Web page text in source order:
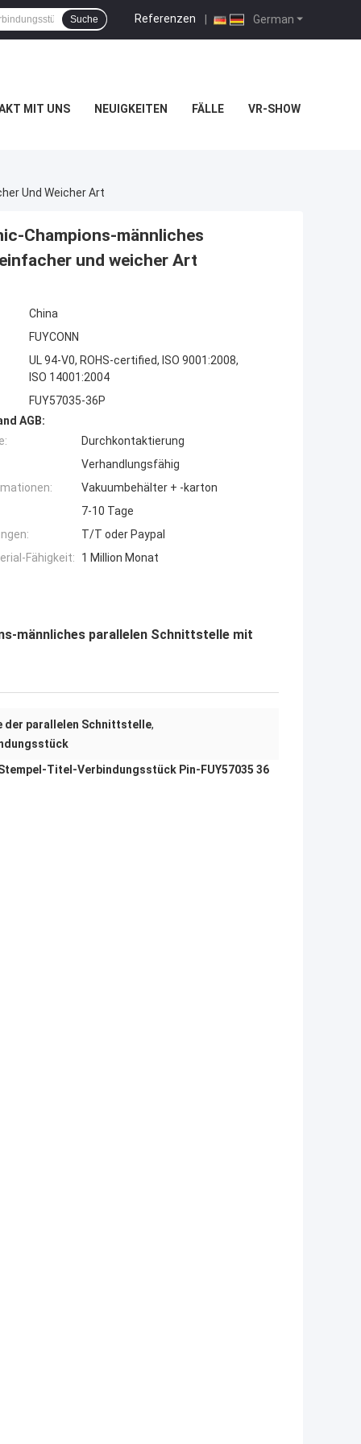
German
Referenzen |
Suche
MIT UNS NEUIGKEITEN FÄLLE VR-SHOW
Und Weicher Art
Champions-männliches
und weicher Art
China
FUYCONN
UL 94-V0, ROHS-certified, ISO 9001:2008,
ISO 14001:2004
FUY57035-36P
AGB:
Durchkontaktierung
Verhandlungsfähig
Vakuumbehälter + -karton
7-10 Tage
T/T oder Paypal
Fähigkeit:
1 Million Monat
männliches parallelen Schnittstelle mit
der parallelen Schnittstelle,
Titel-Verbindungsstück Pin-FUY57035 36